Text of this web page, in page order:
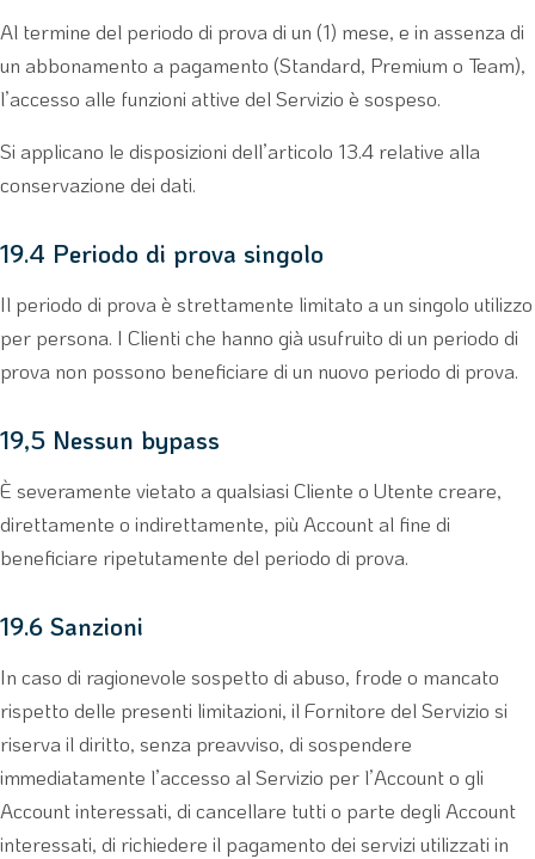
Al termine del periodo di prova di un (1) mese, e in assenza di
un abbonamento a pagamento (Standard, Premium o Team),
l’accesso alle funzioni attive del Servizio è sospeso.
Si applicano le disposizioni dell’articolo 13.4 relative alla
conservazione dei dati.
19.4 Periodo di prova singolo
Il periodo di prova è strettamente limitato a un singolo utilizzo
per persona. I Clienti che hanno già usufruito di un periodo di
prova non possono beneficiare di un nuovo periodo di prova.
19,5 Nessun bypass
È severamente vietato a qualsiasi Cliente o Utente creare,
direttamente o indirettamente, più Account al fine di
beneficiare ripetutamente del periodo di prova.
19.6 Sanzioni
In caso di ragionevole sospetto di abuso, frode o mancato
rispetto delle presenti limitazioni, il Fornitore del Servizio si
riserva il diritto, senza preavviso, di sospendere
immediatamente l’accesso al Servizio per l’Account o gli
Account interessati, di cancellare tutti o parte degli Account
interessati, di richiedere il pagamento dei servizi utilizzati in